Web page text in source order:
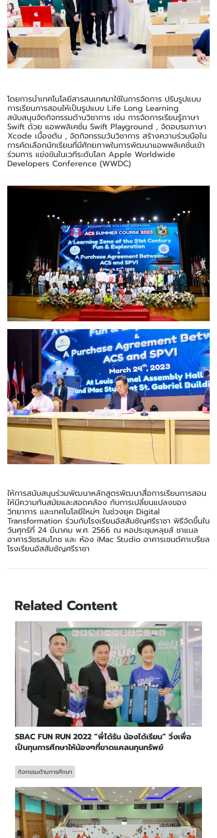
โดยการนําเทคโนโลยีสารสนเทศมาใช้ในการจัดการ ปรับรูปแบบ
การเรียนการสอนให้เป็นรูปแบบ Life Long Learning
สนับสนุนจัดกิจกรรมด้านวิชาการ เช่น การจัดการเรียนรู้ภาษา
Swift ด้วย แอพพลิเคชั่น Swift Playground , จัดอบรมภาษา
Xcode เบื้องต้น , จัดกิจกรรมวันวิชาการ สร้างความร่วมมือใน
การคัดเลือกนักเรียนที่มีศักยภาพในการพัฒนาแอพพลิเคชั่นเข้า
ร่วมการ แข่งขันในเวทีระดับโลก Apple Worldwide
Developers Conference (WWDC)
ให้การสนับสนุนร่วมพัฒนาหลักสูตรพัฒนาสื่อการเรียนการสอน
ให้มีความทันสมัยและสอดคล้อง กับการเปลี่ยนแปลงของ
วิทยาการ และเทคโนโลยีใหม่ๆ ในช่วงยุค Digital
Transformation ร่วมกับโรงเรียนอัสสัมชัญศรีราชา พิธีจัดขึ้นใน
วันศุกร์ที่ 24 มีนาคม พ.ศ. 2566 ณ หอประชุมหลุยส์ ชาแนล
อาคารวัชรสมโภช และ ห้อง iMac Studio อาคารเซนต์คาเบรียล
โรงเรียนอัสสัมชัญศรีราชา
Related Content
SBAC FUN RUN 2022 “พี่ได้รัน น้องได้เรียน” วิ่งเพื่อ
เป็นทุนการศึกษาให้น้องๆที่ขาดแคลนทุนทรัพย์
กิจกรรมด้านการศึกษา